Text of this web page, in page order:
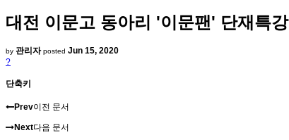
대전 이문고 동아리 '이문팬' 단재특강
by 관리자 posted Jun 15, 2020
?
단축키
Prev이전 문서
Next다음 문서